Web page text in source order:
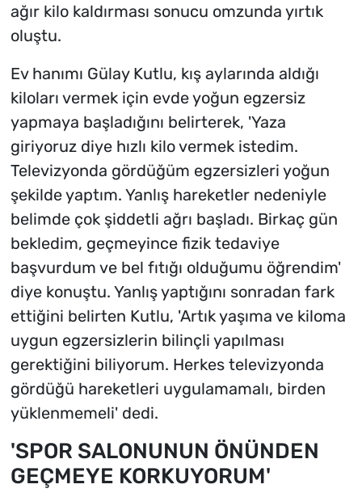
ağır kilo kaldırması sonucu omzunda yırtık
oluştu.
Ev hanımı Gülay Kutlu, kış aylarında aldığı
kiloları vermek için evde yoğun egzersiz
yapmaya başladığını belirterek, 'Yaza
giriyoruz diye hızlı kilo vermek istedim.
Televizyonda gördüğüm egzersizleri yoğun
şekilde yaptım. Yanlış hareketler nedeniyle
belimde çok şiddetli ağrı başladı. Birkaç gün
bekledim, geçmeyince fizik tedaviye
başvurdum ve bel fıtığı olduğumu öğrendim'
diye konuştu. Yanlış yaptığını sonradan fark
ettiğini belirten Kutlu, 'Artık yaşıma ve kiloma
uygun egzersizlerin bilinçli yapılması
gerektiğini biliyorum. Herkes televizyonda
gördüğü hareketleri uygulamamalı, birden
yüklenmemeli' dedi.
'SPOR SALONUNUN ÖNÜNDEN
GEÇMEYE KORKUYORUM'